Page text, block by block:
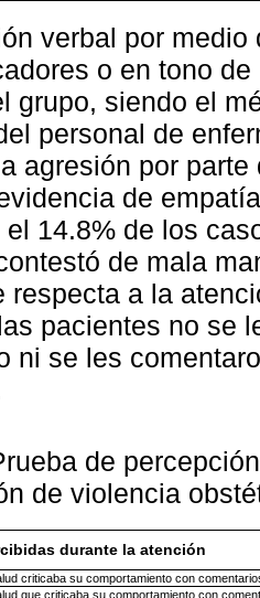
verbal por
o en tono
grupo, siendo el
personal de
agresión por
de
el 14.8% de los
de mala
respecta a la
pacientes no se
ni se les
de
de violencia
durante la atención
criticaba su comportamiento con
que criticaba su comportamiento con